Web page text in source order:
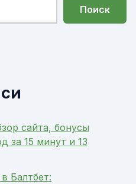
Поиск
сайта, бонусы
за 15 минут и 13
Балтбет: